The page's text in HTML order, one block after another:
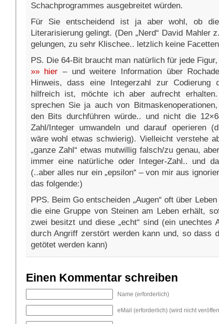
Schachprogrammes ausgebreitet würden.
Für Sie entscheidend ist ja aber wohl, ob
Literarisierung gelingt. (Den „Nerd“ David Mahler
gelungen, zu sehr Klischee.. letzlich keine
PS. Die 64-Bit braucht man natürlich für jede
»» hier – und weitere Information über
Hinweis, dass eine Integerzahl zur Codierung
hilfreich ist, möchte ich aber aufrecht
sprechen Sie ja auch von
den Bits durchführen würde.. und nicht die
Zahl/Integer umwandeln und darauf operieren
wäre wohl etwas schwierig). Vielleicht verstehe
„ganze Zahl“ etwas mutwillig falsch/zu genau,
immer eine natürliche oder Integer-Zahl.. und
(..aber alles nur ein „epsilon“ – von mir aus
das folgende:)
PPS. Beim Go entscheiden „Augen“ oft über
die eine Gruppe von Steinen am Leben erhält,
zwei besitzt und diese „echt“ sind (ein unechtes
durch Angriff zerstört werden kann und, so dass
getötet werden kann)
Einen Kommentar schreiben
Name (erforderlich)
eMail (erforderlich) (wird nicht